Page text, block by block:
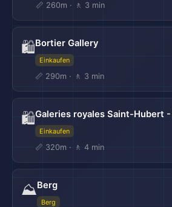
📏 260m · 🚶 3 min
🛍️Bortier Gallery
Einkaufen
📏 290m · 🚶 3 min
🛍️Galeries royales Saint-Hubert
Einkaufen
📏 320m · 🚶 4 min
⛰️Berg
Berg